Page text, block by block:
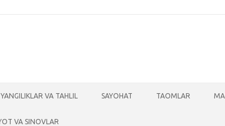
YANGILIKLAR VA TAHLIL SAYOHAT TAOMLAR
VA SINOVLAR